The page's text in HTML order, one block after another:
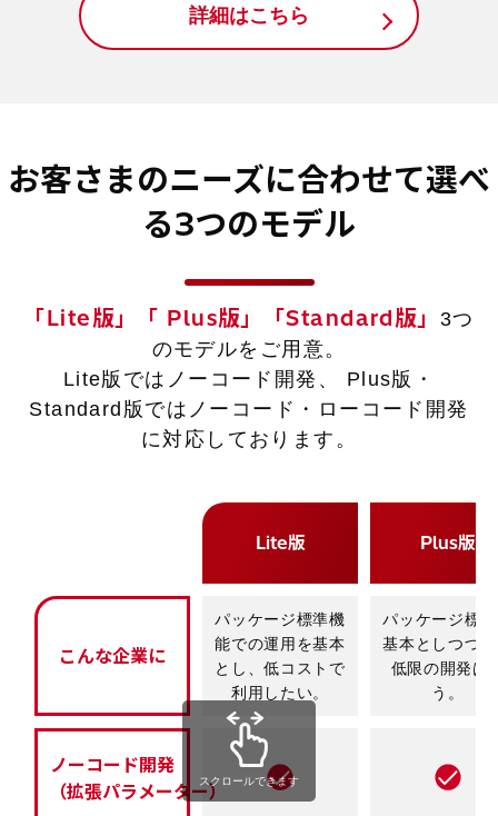
詳細はこちら
お客さまのニーズに合わせて選べ
る3つのモデル
「Lite版」「 Plus版」「Standard版」
3つ
のモデルをご用意。
Lite版ではノーコード開発、 Plus版・
Standard版ではノーコード・ ローコード開発
に対応しております。
Lite版 Plus版
こんな企業に
パッケージ標準機
能での運用を基本
とし、低コストで
利用したい。
パッケージ標
基本としつつ
低限の開発は
う。
ノーコード開発
（拡張パラメーター）スクロールできます